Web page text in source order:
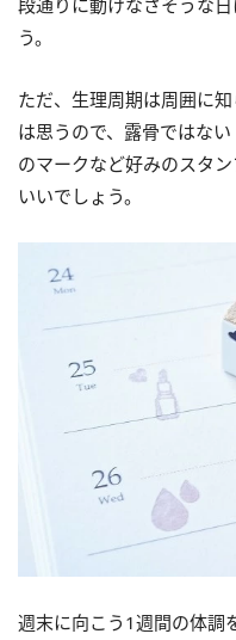
段通りに動けなさそうな
う。
ただ、生理周期は周囲に
は思うので、露骨ではな
のマークなど好みのスタ
いいでしょう。
週末に向こう1週間の体調